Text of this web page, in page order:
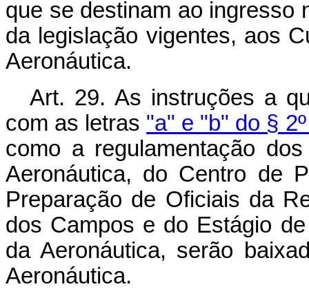
que se destinam ao ingresso
da legislação vigentes, aos
Aeronáutica.
Art. 29. As instruções a
com as letras "a" e "b" do §
como a regulamentação
Aeronáutica, do Centro de
Preparação de Oficiais da
dos Campos e do Estágio
da Aeronáutica, serão
Aeronáutica.